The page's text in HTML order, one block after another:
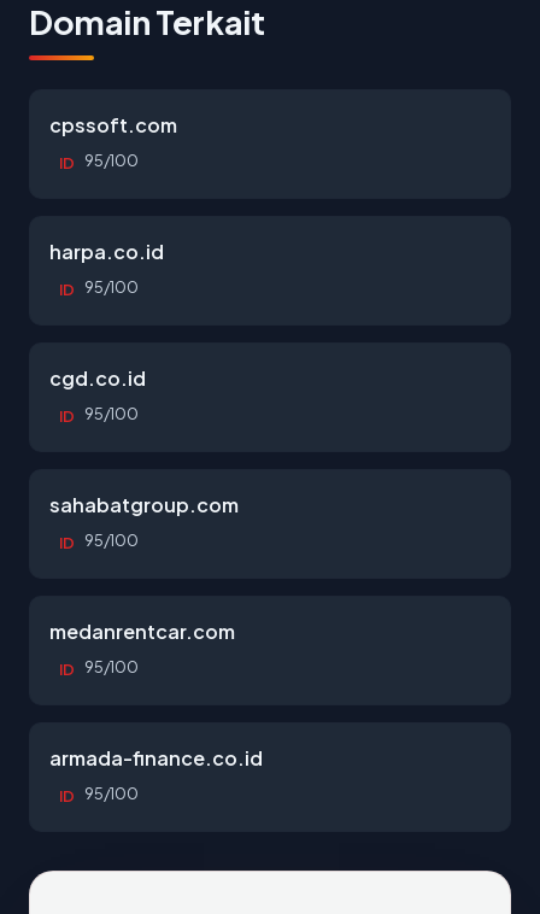
Domain Terkait
cpssoft.com
ID 95/100
harpa.co.id
ID 95/100
cgd.co.id
ID 95/100
sahabatgroup.com
ID 95/100
medanrentcar.com
ID 95/100
armada-finance.co.id
ID 95/100